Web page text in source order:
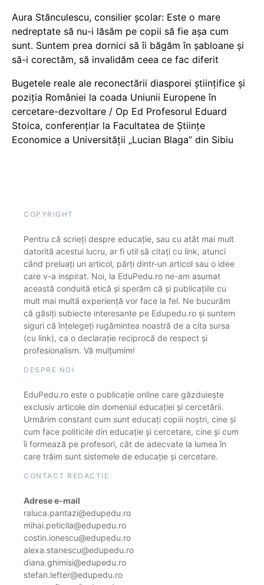
Aura Stănculescu, consilier școlar: Este o mare
nedreptate să nu-i lăsăm pe copii să fie așa cum
sunt. Suntem prea dornici să îi băgăm în șabloane și
să-i corectăm, să invalidăm ceea ce fac diferit
Bugetele reale ale reconectării diasporei științifice și
poziția României la coada Uniunii Europene în
cercetare-dezvoltare / Op Ed Profesorul Eduard
Stoica, conferențiar la Facultatea de Științe
Economice a Universității „Lucian Blaga” din Sibiu
COPYRIGHT
Pentru că scrieți despre educație, sau cu atât mai mult
datorită acestui lucru, ar fi util să citați cu link, atunci
când preluați un articol, părți dintr-un articol sau o idee
care v-a inspirat. Noi, la EduPedu.ro ne-am asumat
această conduită etică și sperăm că și publicațiile cu
mult mai multă experiență vor face la fel. Ne bucurăm
că găsiți subiecte interesante pe Edupedu.ro și suntem
siguri că înțelegeți rugămintea noastră de a cita sursa
(cu link), ca o declarație reciprocă de respect și
profesionalism. Vă mulțumim!
DESPRE NOI
EduPedu.ro este o publicație online care găzduiește
exclusiv articole din domeniul educației și cercetării.
Urmărim constant cum sunt educați copiii noștri, cine și
cum face politicile din educație și cercetare, cine și cum
îi formează pe profesori, cât de adecvate la lumea în
care trăim sunt sistemele de educație și cercetare.
CONTACT REDACȚIE
Adrese e-mail
raluca.pantazi@edupedu.ro
mihai.peticila@edupedu.ro
costin.ionescu@edupedu.ro
alexa.stanescu@edupedu.ro
diana.ghimisi@edupedu.ro
stefan.lefter@edupedu.ro